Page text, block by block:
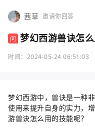
茜草 邀请你回答
问 梦幻西游兽诀怎
时间：2024-05-24 06:51:03
梦幻西游中，兽诀是一种
使用来提升自身的实力，
游兽诀怎么用的技能呢？